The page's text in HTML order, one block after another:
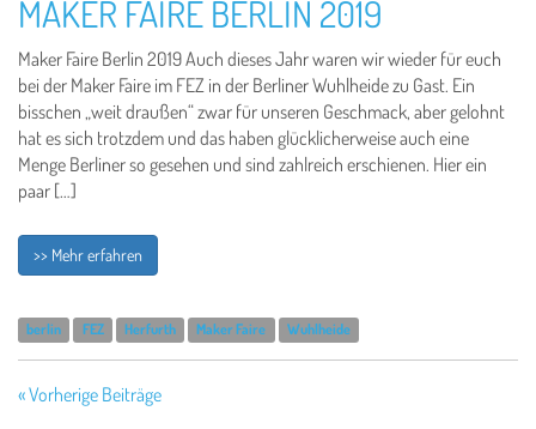
MAKER FAIRE BERLIN 2019
Maker Faire Berlin 2019 Auch dieses Jahr waren wir wieder für euch
bei der Maker Faire im FEZ in der Berliner Wuhlheide zu Gast. Ein
bisschen „weit draußen“ zwar für unseren Geschmack, aber gelohnt
hat es sich trotzdem und das haben glücklicherweise auch eine
Menge Berliner so gesehen und sind zahlreich erschienen. Hier ein
paar […]
>> Mehr erfahren
berlin FEZ Herfurth Maker Faire Wuhlheide
« Vorherige Beiträge